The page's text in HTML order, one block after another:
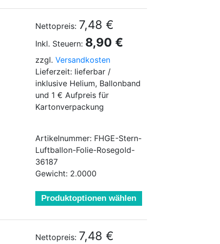
Nettopreis: 7,48 €
Inkl. Steuern: 8,90 €
zzgl. Versandkosten
Lieferzeit: lieferbar /
inklusive Helium, Ballonband
und 1 € Aufpreis für
Kartonverpackung
Artikelnummer: FHGE-Stern-
Luftballon-Folie-Rosegold-
36187
Gewicht: 2.0000
Produktoptionen wählen
Nettopreis: 7,48 €